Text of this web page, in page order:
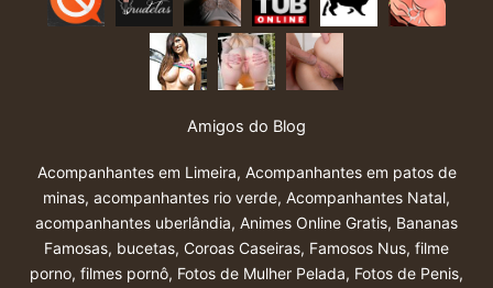
Amigos do Blog
Acompanhantes em Limeira, Acompanhantes em patos de
minas, acompanhantes rio verde, Acompanhantes Natal,
acompanhantes uberlândia, Animes Online Gratis, Bananas
Famosas, bucetas, Coroas Caseiras, Famosos Nus, filme
porno, filmes pornô, Fotos de Mulher Pelada, Fotos de Penis,